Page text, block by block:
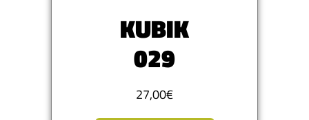
KUBIK
029
27,00€